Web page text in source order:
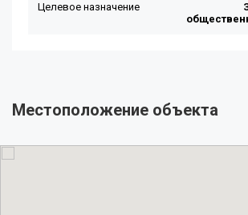
Местоположение объекта